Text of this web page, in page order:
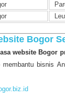
Bogor
website Bogor
bisnis